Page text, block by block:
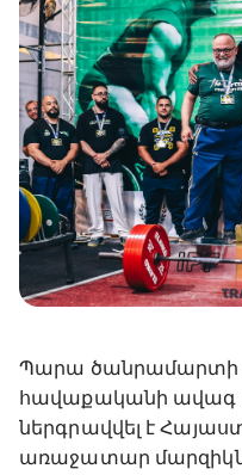
Պարա ծանրամարտի
հավաքականի ավագ
ներգրավվել է
առաջատար